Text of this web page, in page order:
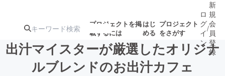
プロジェクトを掲
載するには
はじ
める
プロジェクト
をさがす
ロ
グ
イ
ン
/
新
規
会
員
登
録
出汁マイスターが厳選したオリジナ
ルブレンドのお出汁カフェ